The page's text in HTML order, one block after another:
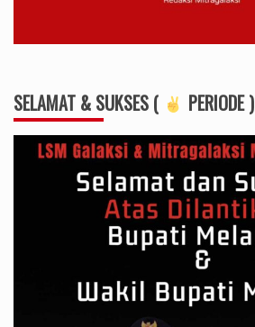
SELAMAT & SUKSES ( PERIODE )